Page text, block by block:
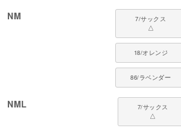
NM
7/サックス
△
18/オレンジ
86/ラベンダー
NML
7/サックス
△